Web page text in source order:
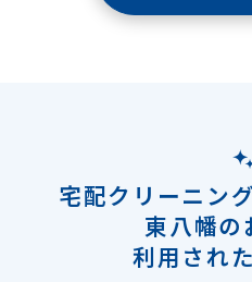
宅配クリーニン
東八幡の
利用され